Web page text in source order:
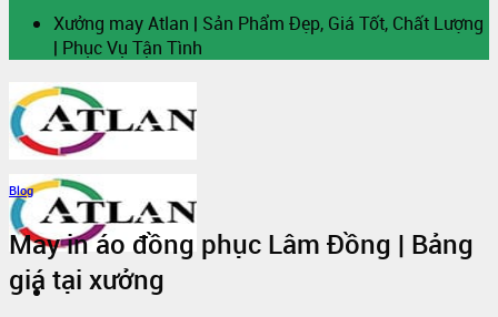
Xưởng may Atlan | Sản Phẩm Đẹp, Giá Tốt, Chất Lượng
| Phục Vụ Tận Tình
Blog
May in áo đồng phục Lâm Đồng | Bảng
giá tại xưởng